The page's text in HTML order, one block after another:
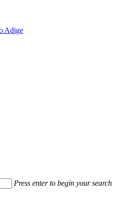
Adige
Press enter to begin your search